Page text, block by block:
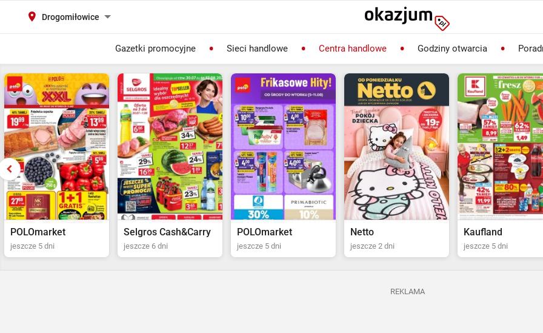
Drogomiłowice
Gazetki promocyjne Sieci handlowe Centra handlowe Godziny otwarcia
Selgros Cash&Carry
jeszcze 6 dni
POLOmarket
jeszcze 5 dni
Netto
jeszcze 2 dni
Kaufland
jeszcze 5 dni
Biedronka
jeszcze 2 dni
REKLAMA